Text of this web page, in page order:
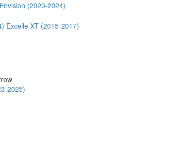
Envision (2020-2024)
Excelle XT (2015-2017)
2025)